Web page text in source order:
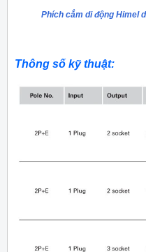
Phích cắm di động Himel
Thông số kỹ thuật: